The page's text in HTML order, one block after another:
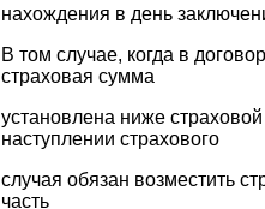
нахождения в день
В том случае, когда в
страховая сумма
установлена ниже
наступлении страхового
случая обязан возместить
часть